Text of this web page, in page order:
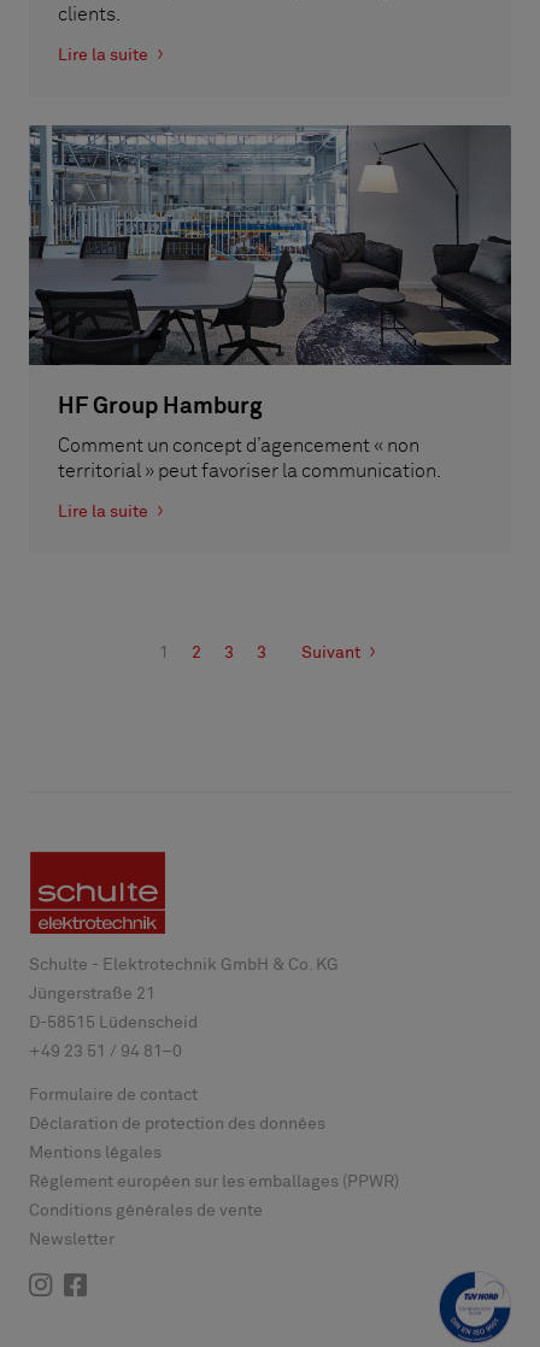
clients.
Lire la suite
HF Group Hamburg
Comment un concept d’agencement « non
territorial » peut favoriser la communication.
Lire la suite
1 2 3 3 Suivant
Schulte - Elektrotechnik GmbH & Co. KG
Jüngerstraße 21
D-58515 Lüdenscheid
+49 23 51 / 94 81–0
Formulaire de contact
Déclaration de protection des données
Mentions légales
Règlement européen sur les emballages (PPWR)
Conditions générales de vente
Newsletter
InstagramFacebook